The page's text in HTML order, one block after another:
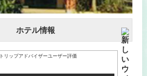
ホテル情報
トリップアドバイザーユーザー評価